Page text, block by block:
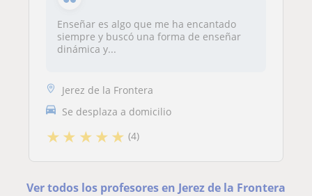
Enseñar es algo que me ha encantado
siempre y buscó una forma de enseñar
dinámica y...
Jerez de la Frontera
Se desplaza a domicilio
★★ ★★★ (4)
Ver todos los profesores en Jerez de la Frontera